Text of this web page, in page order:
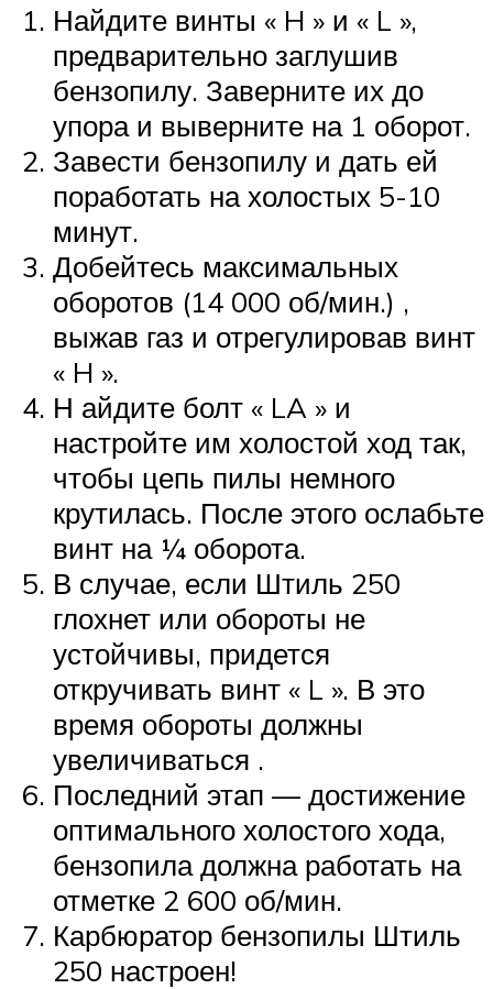
Найдите винты « H » и « L »,
предварительно заглушив
бензопилу. Заверните их до
упора и выверните на 1 оборот.
Завести бензопилу и дать ей
поработать на холостых 5-10
минут.
Добейтесь максимальных
оборотов (14 000 об/мин.) ,
выжав газ и отрегулировав винт
« H ».
Н айдите болт « LA » и
настройте им холостой ход так,
чтобы цепь пилы немного
крутилась. После этого ослабьте
винт на ¼ оборота.
В случае, если Штиль 250
глохнет или обороты не
устойчивы, придется
откручивать винт « L ». В это
время обороты должны
увеличиваться .
Последний этап — достижение
оптимального холостого хода,
бензопила должна работать на
отметке 2 600 об/мин.
Карбюратор бензопилы Штиль
250 настроен!